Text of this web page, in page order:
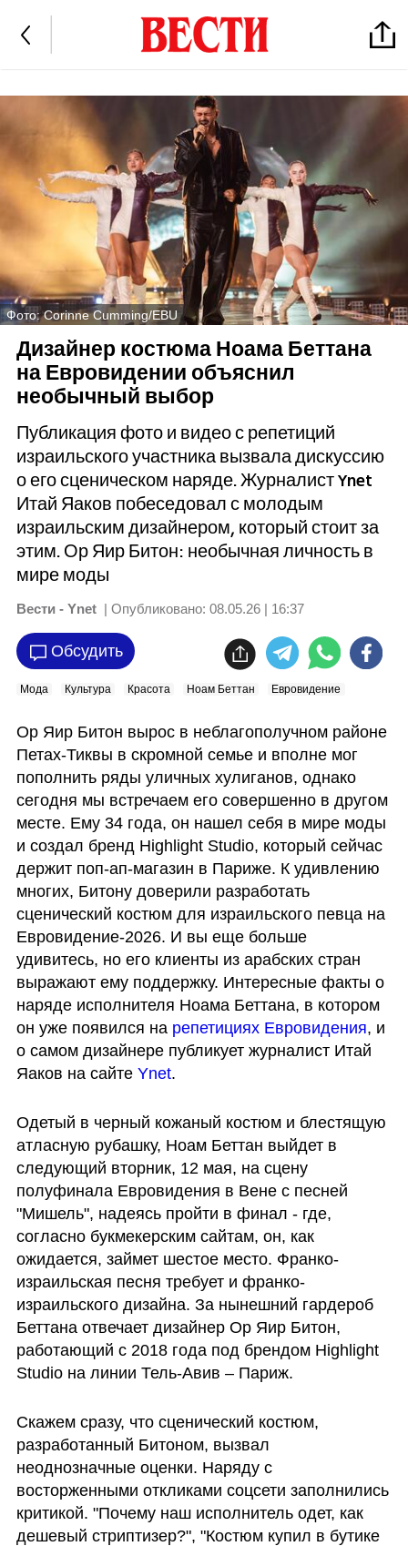
Фото: Corinne Cumming/EBU
Дизайнер костюма Ноама Беттана
на Евровидении объяснил
необычный выбор
Публикация фото и видео с репетиций
израильского участника вызвала дискуссию
о его сценическом наряде. Журналист Ynet
Итай Яаков побеседовал с молодым
израильским дизайнером, который стоит за
этим. Ор Яир Битон: необычная личность в
мире моды
Вести - Ynet | Опубликовано: 08.05.26 | 16:37
Обсудить
Мода Культура Красота Ноам Беттан Евровидение
Ор Яир Битон вырос в неблагополучном районе
Петах-Тиквы в скромной семье и вполне мог
пополнить ряды уличных хулиганов, однако
сегодня мы встречаем его совершенно в другом
месте. Ему 34 года, он нашел себя в мире моды
и создал бренд Highlight Studio, который сейчас
держит поп-ап-магазин в Париже. К удивлению
многих, Битону доверили разработать
сценический костюм для израильского певца на
Евровидение-2026. И вы еще больше
удивитесь, но его клиенты из арабских стран
выражают ему поддержку. Интересные факты о
наряде исполнителя Ноама Беттана, в котором
он уже появился на репетициях Евровидения, и
о самом дизайнере публикует журналист Итай
Яаков на сайте Ynet.
Одетый в черный кожаный костюм и блестящую
атласную рубашку, Ноам Беттан выйдет в
следующий вторник, 12 мая, на сцену
полуфинала Евровидения в Вене с песней
"Мишель", надеясь пройти в финал - где,
согласно букмекерским сайтам, он, как
ожидается, займет шестое место. Франко-
израильская песня требует и франко-
израильского дизайна. За нынешний гардероб
Беттана отвечает дизайнер Ор Яир Битон,
работающий с 2018 года под брендом Highlight
Studio на линии Тель-Авив – Париж.
Скажем сразу, что сценический костюм,
разработанный Битоном, вызвал
неоднозначные оценки. Наряду с
восторженными откликами соцсети заполнились
критикой. "Почему наш исполнитель одет, как
дешевый стриптизер?", "Костюм купил в бутике